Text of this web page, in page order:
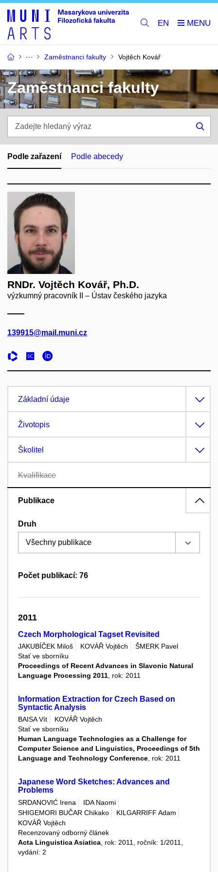
EN
Zaměstnanci fakulty Vojtěch Kovář
Zaměstnanci fakulty
hledaný
výraz
Podle zařazení Podle abecedy
RNDr. Vojtěch Kovář, Ph.D.
výzkumný pracovník II – Ústav českého jazyka
139915@mail.muni.cz
Základní údaje
Životopis
Školitel
Kvalifikace
Publikace
Druh
Počet publikací: 76
2011
Czech Morphological Tagset Revisited
JAKUBÍČEK Miloš KOVÁŘ Vojtěch
ŠMERK Pavel
Stať ve sborníku
Proceedings of Recent Advances in Slavonic Natural
Language Processing 2011 , rok: 2011
Information Extraction for Czech Based on
Syntactic Analysis
BAISA Vít
KOVÁŘ Vojtěch
Stať ve sborníku
Human Language Technologies as a Challenge for
Computer Science and Linguistics, Proceedings of 5th
Language and Technology Conference, rok: 2011
Japanese Word Sketches: Advances and
Problems
SRDANOVIĆ Irena
IDA Naomi
SHIGEMORI BUČAR Chikako
KILGARRIFF Adam
KOVÁŘ Vojtěch
Recenzovaný odborný článek
Acta Linguistica Asiatica, rok: 2011, ročník: 1/2011,
vydání: 2